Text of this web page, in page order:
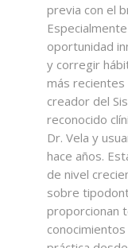
previa con el
oportunidad
y corregir
más recientes
creador del
reconocido
Dr. Vela y
hace años.
de nivel
sobre
proporcionan